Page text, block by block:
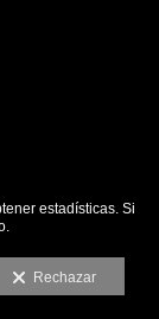
estadísticas. Si
Rechazar